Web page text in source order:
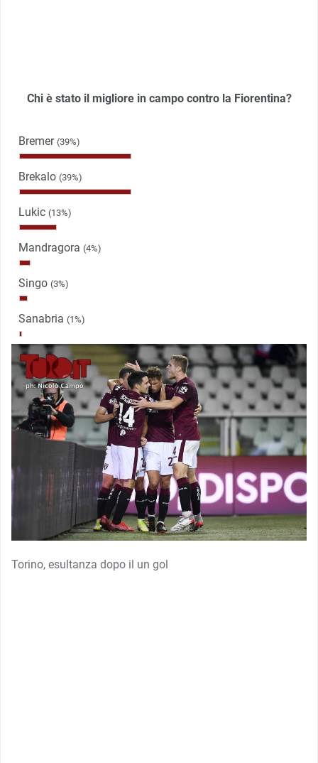
Chi è stato il migliore in campo contro la Fiorentina?
Bremer (39%)
Brekalo (39%)
Lukic (13%)
Mandragora (4%)
Singo (3%)
Sanabria (1%)
Torino, esultanza dopo il un gol